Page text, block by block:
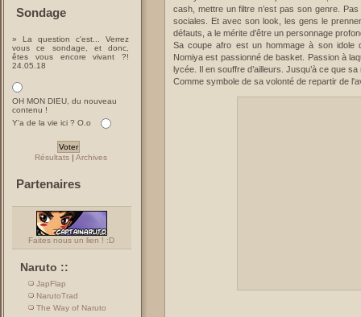
Sondage
» La question c'est... Verrez
vous ce sondage, et donc,
êtes vous encore vivant ?!
24.05.18
OH MON DIEU, du nouveau
contenu !
Y'a de la vie ici ? O.o
Résultats| Archives
Partenaires
Faites nous un lien ! :D
Naruto ::
JapFlap
NarutoTrad
The Way of Naruto
cash, mettre un filtre n’est pas son genre.
sociales. Et avec son look, les gens le
défauts, a le mérite d'être un personnage
Sa coupe afro est un hommage à son idole
Nomiya est passionné de basket. Passion à
lycée. Il en souffre d’ailleurs. Jusqu’à ce que
Comme symbole de sa volonté de repartir de